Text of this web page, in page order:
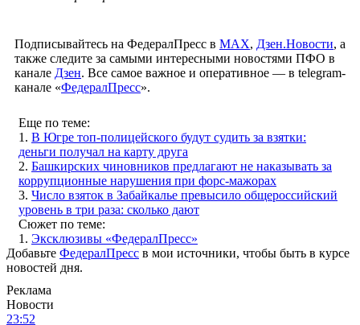
Подписывайтесь на ФедералПресс в МАХ, Дзен.Новости, а
также следите за самыми интересными новостями ПФО в
канале Дзен. Все самое важное и оперативное — в telegram-
канале «ФедералПресс».
Еще по теме:
1. В Югре топ-полицейского будут судить за взятки:
деньги получал на карту друга
2. Башкирских чиновников предлагают не наказывать за
коррупционные нарушения при форс-мажорах
3. Число взяток в Забайкалье превысило общероссийский
уровень в три раза: сколько дают
Сюжет по теме:
1. Эксклюзивы «ФедералПресс»
Добавьте ФедералПресс в мои источники, чтобы быть в курсе
новостей дня.
Реклама
Новости
23:52